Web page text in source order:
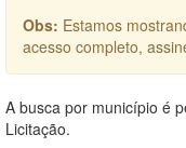
Obs: Estamos
acesso completo,
A busca por município é
Licitação.